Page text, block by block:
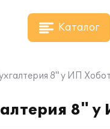
Каталог
8" у ИП
8" у